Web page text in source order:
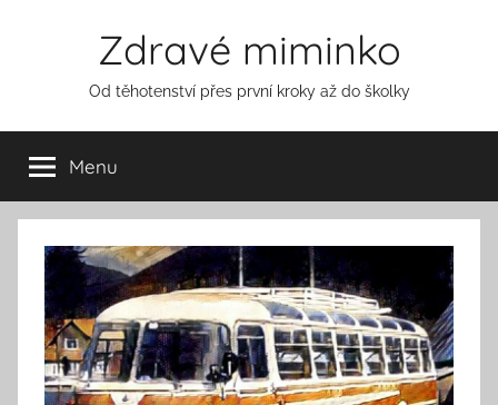
Zdravé miminko
Od těhotenství přes první kroky až do školky
Menu